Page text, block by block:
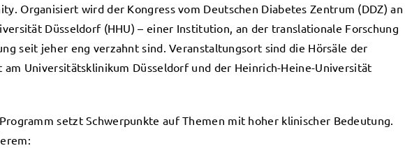
Organisiert wird der Kongress vom Deutschen Diabetes Zentrum (DDZ) an
Düsseldorf (HHU) – einer Institution, an der translationale Forschung
seit jeher eng verzahnt sind. Veranstaltungsort sind die Hörsäle der
am Universitätsklinikum Düsseldorf und der Heinrich-Heine-Universität
setzt Schwerpunkte auf Themen mit hoher klinischer Bedeutung.